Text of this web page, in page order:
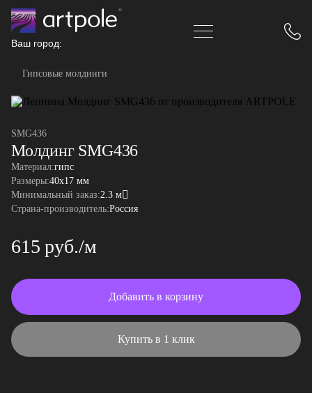
Ваш город:
Гипсовые молдинги
SMG436
Молдинг SMG436
Материал:гипс
Размеры:40x17 мм
Минимальный заказ:2.3 м
Страна-производитель:Россия
615 руб./м
Добавить в корзину
Купить в 1 клик